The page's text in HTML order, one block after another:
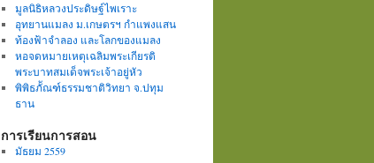
มูลนิธิหลวงประดิษฐ์ไพเราะ
อุทยานแมลง ม.เกษตรฯ กำแพงแสน
ท้องฟ้าจำลอง และโลกของแมลง
หอจดหมายเหตุเฉลิมพระเกียรติ
พระบาทสมเด็จพระเจ้าอยู่หัว
พิพิธภััณฑ์ธรรมชาติวิทยา จ.ปทุม
ธาน
การเรียนการสอน
มัธยม 2559